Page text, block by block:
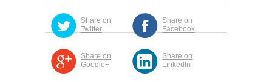
Share on
Facebook
Share on
Twitter
Share on
Google+
Share on
LinkedIn